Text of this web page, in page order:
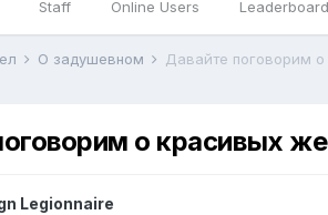
Staff Online Users Leaderboard
О задушевном Давайте поговорим
о красивых
Legionnaire